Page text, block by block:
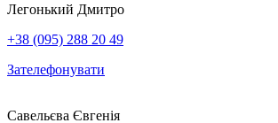
Легонький Дмитро
+38 (095) 288 20 49
Зателефонувати
Савельєва Євгенія